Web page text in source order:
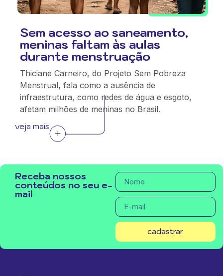
Sem acesso ao saneamento,
meninas faltam às aulas
durante menstruação
Thiciane Carneiro, do Projeto Sem Pobreza
Menstrual, fala como a ausência de
infraestrutura, como redes de água e esgoto,
afetam milhões de meninas no Brasil.
veja mais
Receba nossos
conteúdos no seu e-
mail
cadastrar